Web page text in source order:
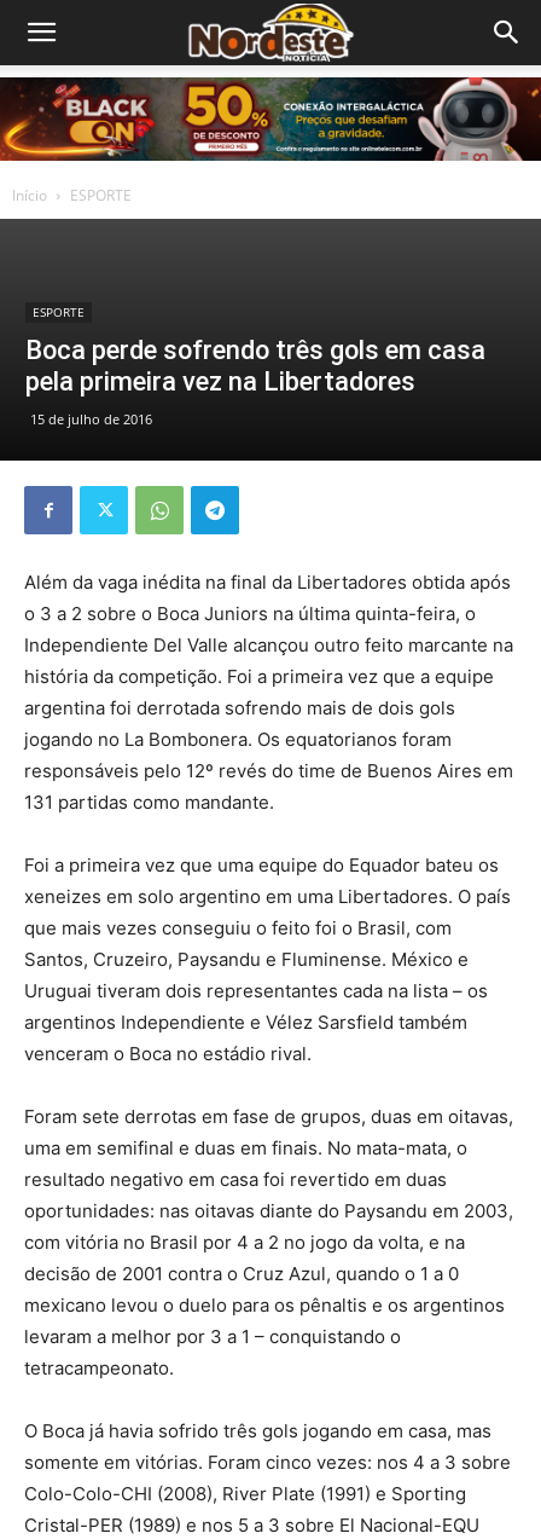
Início ESPORTE
ESPORTE
Boca perde sofrendo três gols em casa
pela primeira vez na Libertadores
15 de julho de 2016
Além da vaga inédita na final da Libertadores obtida após
o 3 a 2 sobre o Boca Juniors na última quinta-feira, o
Independiente Del Valle alcançou outro feito marcante na
história da competição. Foi a primeira vez que a equipe
argentina foi derrotada sofrendo mais de dois gols
jogando no La Bombonera. Os equatorianos foram
responsáveis pelo 12º revés do time de Buenos Aires em
131 partidas como mandante.
Foi a primeira vez que uma equipe do Equador bateu os
xeneizes em solo argentino em uma Libertadores. O país
que mais vezes conseguiu o feito foi o Brasil, com
Santos, Cruzeiro, Paysandu e Fluminense. México e
Uruguai tiveram dois representantes cada na lista – os
argentinos Independiente e Vélez Sarsfield também
venceram o Boca no estádio rival.
Foram sete derrotas em fase de grupos, duas em oitavas,
uma em semifinal e duas em finais. No mata-mata, o
resultado negativo em casa foi revertido em duas
oportunidades: nas oitavas diante do Paysandu em 2003,
com vitória no Brasil por 4 a 2 no jogo da volta, e na
decisão de 2001 contra o Cruz Azul, quando o 1 a 0
mexicano levou o duelo para os pênaltis e os argentinos
levaram a melhor por 3 a 1 – conquistando o
tetracampeonato.
O Boca já havia sofrido três gols jogando em casa, mas
somente em vitórias. Foram cinco vezes: nos 4 a 3 sobre
Colo-Colo-CHI (2008), River Plate (1991) e Sporting
Cristal-PER (1989) e nos 5 a 3 sobre El Nacional-EQU